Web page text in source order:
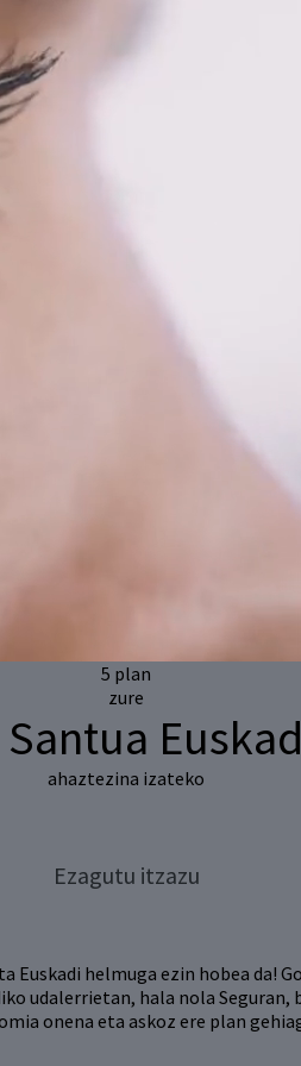
5 plan
zure
ahaztezina izateko
Ezagutu itzazu
Euskadi helmuga ezin hobea da!
udalerrietan, hala nola
onena eta askoz ere plan